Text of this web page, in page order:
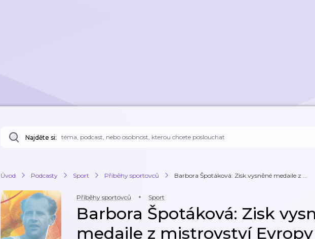
Najděte si:
Úvod Podcasty Sport Příběhy sportovců Barbora Špotáková: Zisk vysněné medaile z ...
Příběhy sportovců Sport
Barbora Špotáková: Zisk
medaile z mistrovství Evropy